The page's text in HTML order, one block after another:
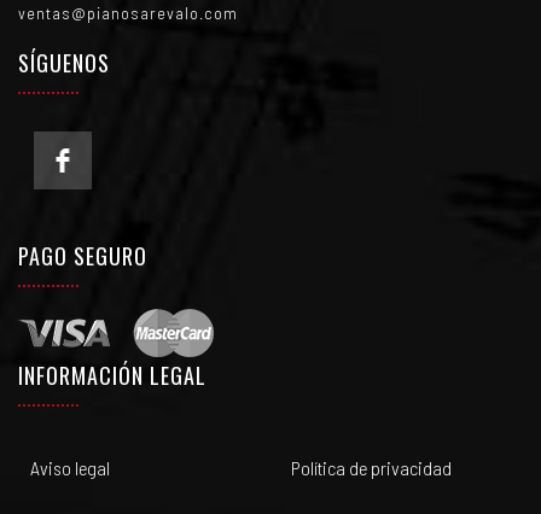
ventas@pianosarevalo.com
SÍGUENOS
PAGO SEGURO
INFORMACIÓN LEGAL
Aviso legal Política de privacidad